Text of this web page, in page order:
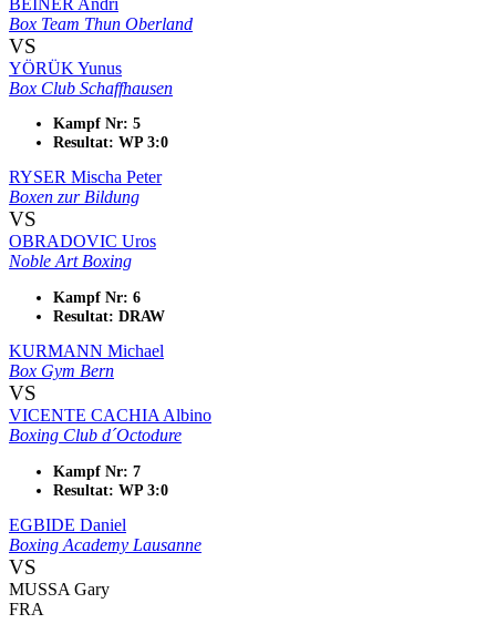
Box Team Thun Oberland
VS
YÖRÜK Yunus
Box Club Schaffhausen
Kampf Nr: 5
Resultat: WP 3:0
RYSER Mischa Peter
Boxen zur Bildung
VS
OBRADOVIC Uros
Noble Art Boxing
Kampf Nr: 6
Resultat: DRAW
KURMANN Michael
Box Gym Bern
VS
VICENTE CACHIA Albino
Boxing Club d´Octodure
Kampf Nr: 7
Resultat: WP 3:0
EGBIDE Daniel
Boxing Academy Lausanne
VS
MUSSA Gary
FRA